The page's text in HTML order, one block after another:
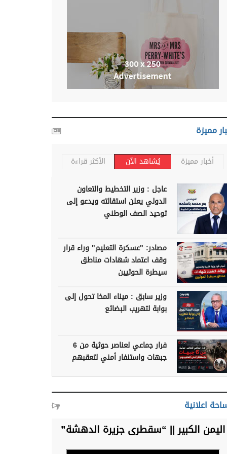
مميزة
أخبار مميزة يُشاهد الآن الأكثر قراءة
عاجل : وزير التخطيط والتعاون
الدولي يعلن استقالته ويدعو إلى
توحيد الصف الوطني
مصادر: "عسكرة التعليم" وراء قرار
وقف اعتماد شهادات مناطق
سيطرة الحوثيين
وزير سابق : ميناء المخا تحول إلى
بوابة لتهريب البضائع
فرار جماعي لعناصر حوثية من 6
جبهات واستنفار أمني لتعقبهم
اعلانية
اليمن الكبير || “سقطرى جزيرة الدهشة”